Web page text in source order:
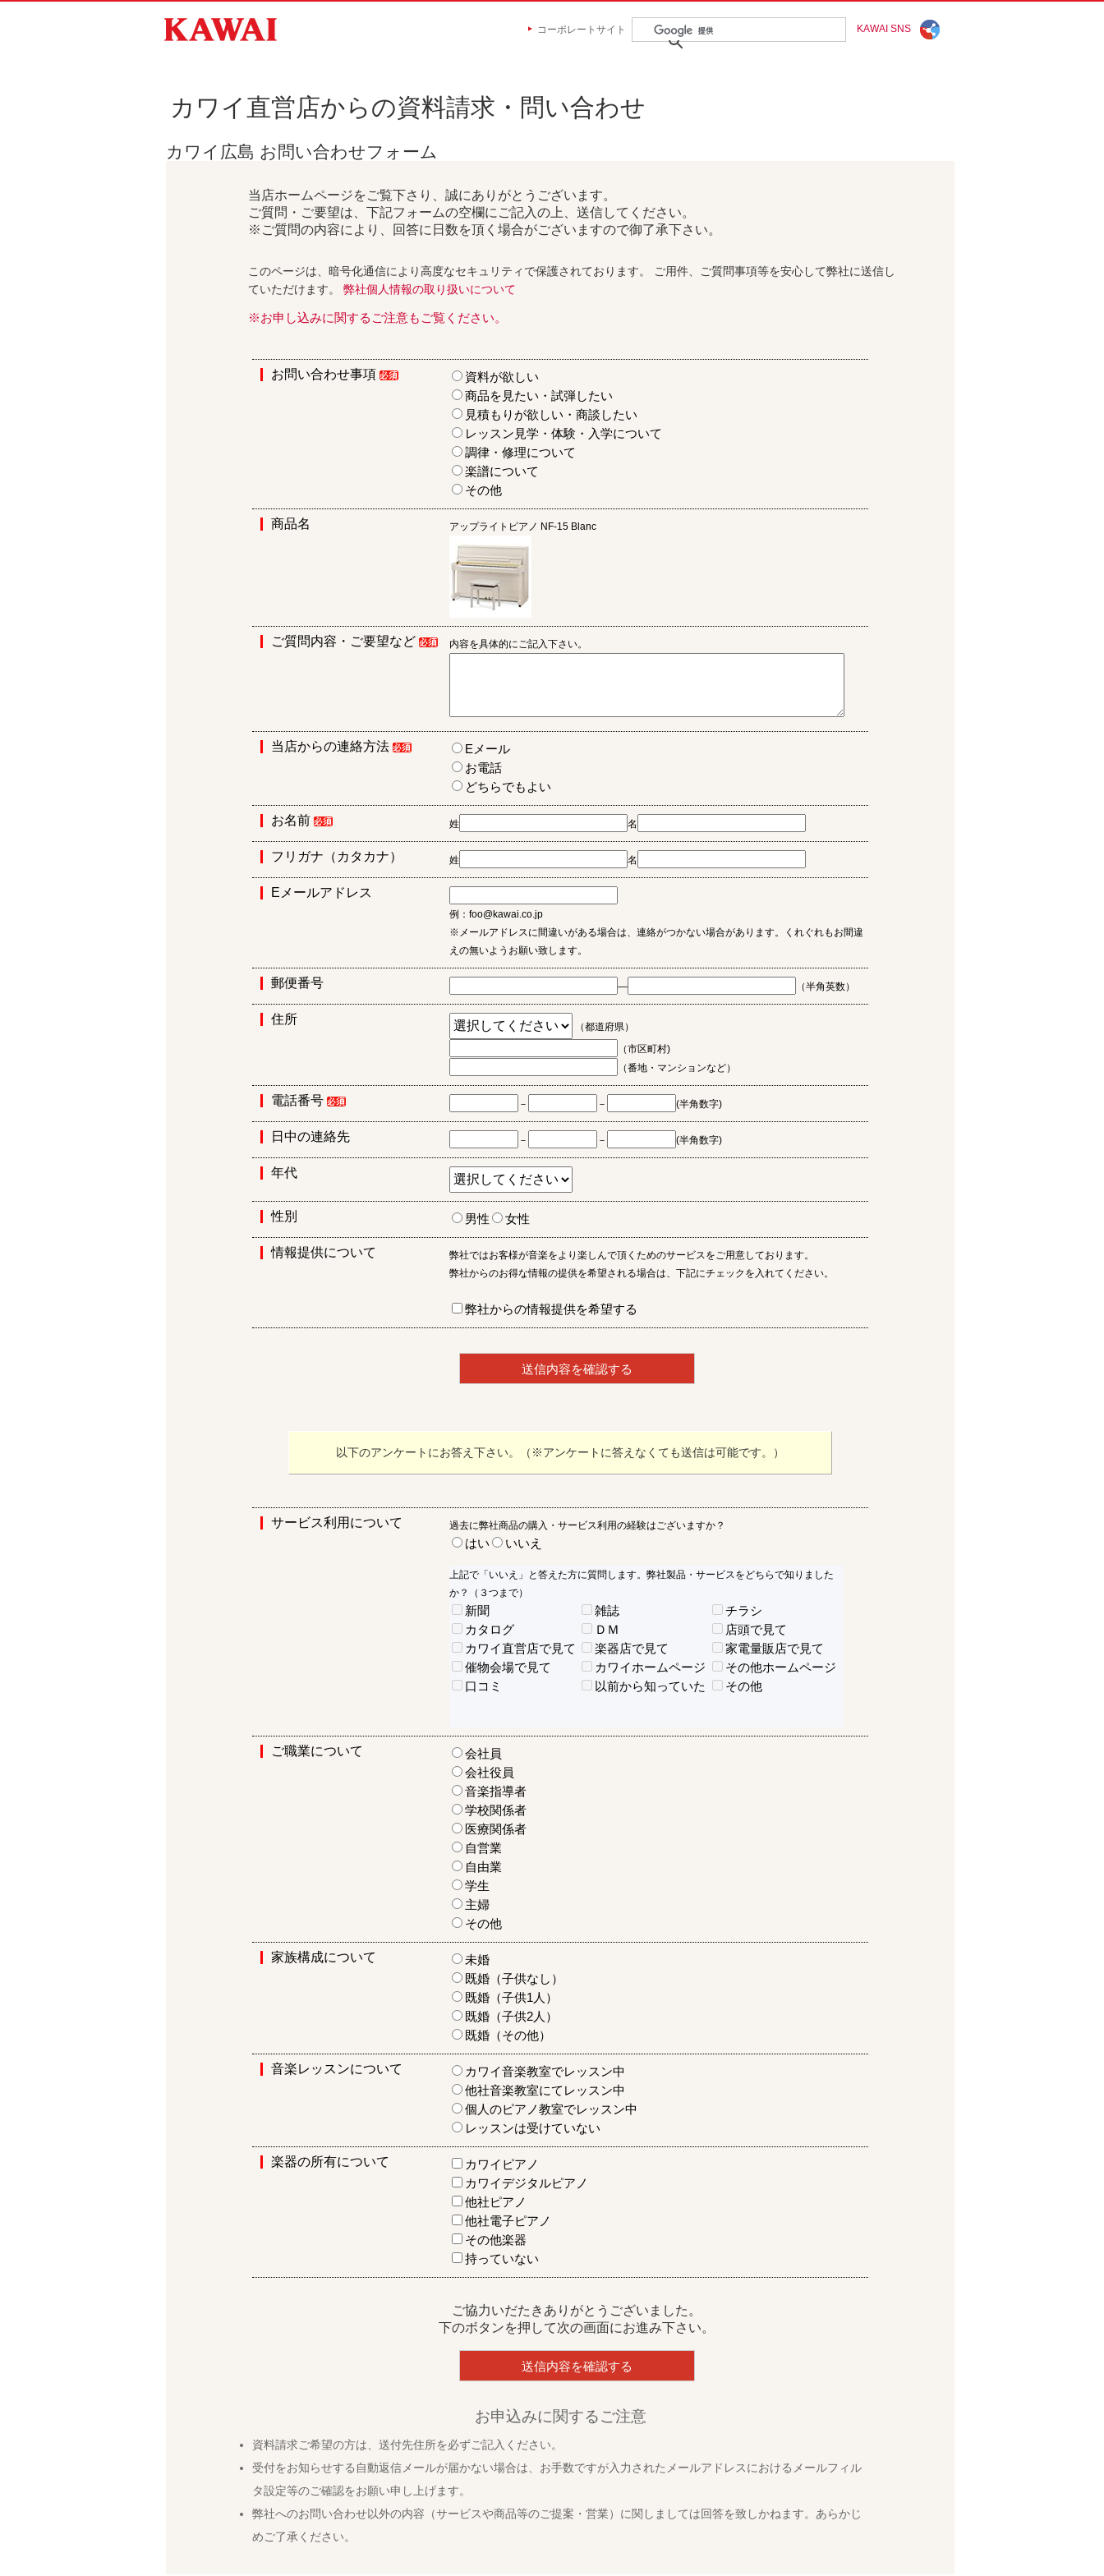
コーポレートサイト KAWAI SNS
カワイ直営店からの資料請求・問い合わせ
カワイ広島 お問い合わせフォーム
当店ホームページをご覧下さり、誠にありがとうございます。
ご質問・ご要望は、下記フォームの空欄にご記入の上、送信してください。
※ご質問の内容により、回答に日数を頂く場合がございますので御了承下さい。
このページは、暗号化通信により高度なセキュリティで保護されております。 ご用件、ご質問事項等を安心して弊社に送信し
ていただけます。 弊社個人情報の取り扱いについて
※お申し込みに関するご注意もご覧ください。
お問い合わせ事項
資料が欲しい
商品を見たい・試弾したい
見積もりが欲しい・商談したい
レッスン見学・体験・入学について
調律・修理について
楽譜について
その他
商品名 アップライトピアノ NF-15 Blanc
ご質問内容・ご要望など 内容を具体的にご記入下さい。
当店からの連絡方法
Eメール
お電話
どちらでもよい
お名前 姓 名
フリガナ（カタカナ） 姓 名
Eメールアドレス
例：foo@kawai.co.jp
※メールアドレスに間違いがある場合は、連絡がつかない場合があります。くれぐれもお間違
えの無いようお願い致します。
郵便番号 ― （半角英数）
住所
（都道府県）
（市区町村)
（番地・マンションなど）
電話番号 － － (半角数字)
日中の連絡先 － － (半角数字)
年代
性別 男性 女性
情報提供について
弊社ではお客様が音楽をより楽しんで頂くためのサービスをご用意しております。
弊社からのお得な情報の提供を希望される場合は、下記にチェックを入れてください。
弊社からの情報提供を希望する
以下のアンケートにお答え下さい。（※アンケートに答えなくても送信は可能です。）
サービス利用について 過去に弊社商品の購入・サービス利用の経験はございますか？
はい いいえ
上記で「いいえ」と答えた方に質問します。弊社製品・サービスをどちらで知りました
か？（３つまで）
新聞 雑誌
チラシ
カタログ
ＤＭ
店頭で見て
カワイ直営店で見て
楽器店で見て
家電量販店で見て
催物会場で見て
カワイホームページ
その他ホームページ
口コミ
以前から知っていた その他
ご職業について
会社員
会社役員
音楽指導者
学校関係者
医療関係者
自営業
自由業
学生
主婦
その他
家族構成について
未婚
既婚（子供なし）
既婚（子供1人）
既婚（子供2人）
既婚（その他）
音楽レッスンについて
カワイ音楽教室でレッスン中
他社音楽教室にてレッスン中
個人のピアノ教室でレッスン中
レッスンは受けていない
楽器の所有について
カワイピアノ
カワイデジタルピアノ
他社ピアノ
他社電子ピアノ
その他楽器
持っていない
ご協力いだたきありがとうございました。
下のボタンを押して次の画面にお進み下さい。
お申込みに関するご注意
資料請求ご希望の方は、送付先住所を必ずご記入ください。
受付をお知らせする自動返信メールが届かない場合は、お手数ですが入力されたメールアドレスにおけるメールフィル
タ設定等のご確認をお願い申し上げます。
弊社へのお問い合わせ以外の内容（サービスや商品等のご提案・営業）に関しましては回答を致しかねます。あらかじ
めご了承ください。